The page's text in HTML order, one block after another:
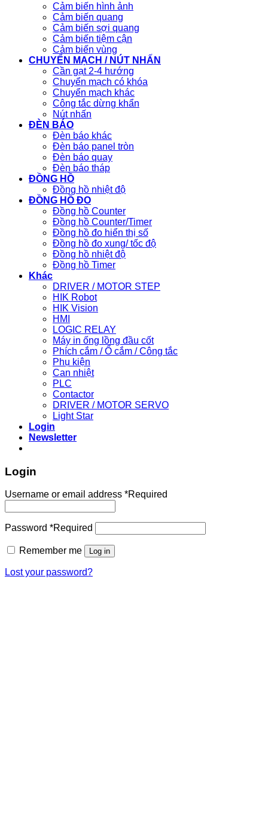
Cảm biến hình ảnh
Cảm biến quang
Cảm biến sợi quang
Cảm biến tiệm cận
Cảm biến vùng
CHUYỂN MẠCH / NÚT NHẤN
Cần gạt 2-4 hướng
Chuyển mạch có khóa
Chuyển mạch khác
Công tắc dừng khẩn
Nút nhấn
ĐÈN BÁO
Đèn báo khác
Đèn báo panel tròn
Đèn báo quay
Đèn báo tháp
ĐỒNG HỒ
Đồng hồ nhiệt độ
ĐỒNG HỒ ĐO
Đồng hồ Counter
Đồng hồ Counter/Timer
Đồng hồ đo hiển thị số
Đồng hồ đo xung/ tốc độ
Đồng hồ nhiệt độ
Đồng hồ Timer
Khác
DRIVER / MOTOR STEP
HIK Robot
HIK Vision
HMI
LOGIC RELAY
Máy in ống lồng đầu cốt
Phích cắm / Ổ cắm / Công tắc
Phụ kiện
Can nhiệt
PLC
Contactor
DRIVER / MOTOR SERVO
Light Star
Login
Newsletter
Login
Username or email address *Required
Password *Required
Remember me Log in
Lost your password?